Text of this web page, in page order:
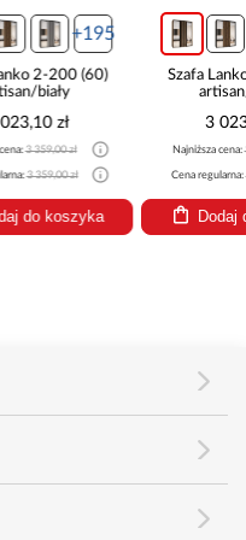
+195
2-200 (60)
czarny
3 023,10 zł
cena:3 359,00 zł
3 359,00 zł
do koszyka
Szafa
3
Najniższa
Cena